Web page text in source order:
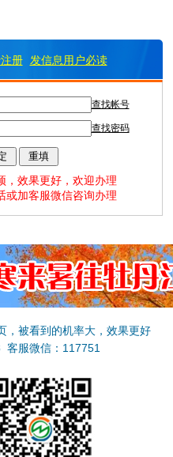
册 发信息用户必读
查找帐号
查找密码
，效果更好，欢迎办理
或加客服微信咨询办理
，被看到的机率大，效果更好
服微信：117751